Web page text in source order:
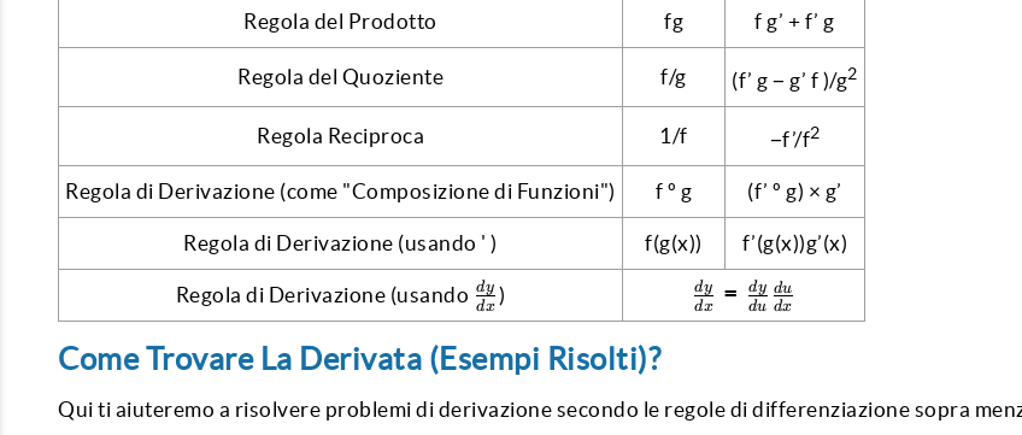
Regola del Prodotto fg f g’ + f’ g
Regola del Quoziente f/g (f’ g − g’ f )/g2
Regola Reciproca 1/f −f’/f2
Regola di Derivazione (come "Composizione di Funzioni") f º g (f’ º g) × g’
Regola di Derivazione (usando ' ) f(g(x)) f’(g(x))g’(x)
Regola di Derivazione (usando \frac{dy}
{dx}
dx
dy )
\frac{dy}
{dx} =
\frac{du}
dx
dy = du
dy
dx
du
Come Trovare La Derivata (Esempi Risolti)?
Qui ti aiuteremo a risolvere problemi di derivazione secondo le regole di differenziazione sopra